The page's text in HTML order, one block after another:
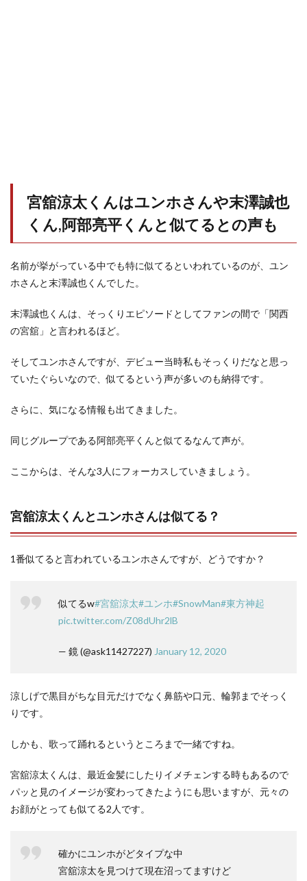
宮舘涼太くんはユンホさんや末澤誠也
くん,阿部亮平くんと似てるとの声も
名前が挙がっている中でも特に似てるといわれているのが、ユン
ホさんと末澤誠也くんでした。
末澤誠也くんは、そっくりエピソードとしてファンの間で「関西
の宮舘」と言われるほど。
そしてユンホさんですが、デビュー当時私もそっくりだなと思っ
ていたぐらいなので、似てるという声が多いのも納得です。
さらに、気になる情報も出てきました。
同じグループである阿部亮平くんと似てるなんて声が。
ここからは、そんな3人にフォーカスしていきましょう。
宮舘涼太くんとユンホさんは似てる？
1番似てると言われているユンホさんですが、どうですか？
似てるw#宮舘涼太#ユンホ#SnowMan#東方神起
pic.twitter.com/Z08dUhr2lB
— 鏡 (@ask11427227) January 12, 2020
涼しげで黒目がちな目元だけでなく鼻筋や口元、輪郭までそっく
りです。
しかも、歌って踊れるというところまで一緒ですね。
宮舘涼太くんは、最近金髪にしたりイメチェンする時もあるので
パッと見のイメージが変わってきたようにも思いますが、元々の
お顔がとっても似てる2人です。
確かにユンホがどタイプな中
宮舘涼太を見つけて現在沼ってますけど